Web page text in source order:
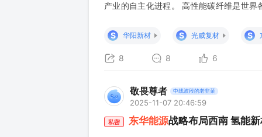
产业的自主化进程。 高性能碳纤维是世界
碳纤维示范产线，生产的T1000级碳纤
6400兆
S 华阳新材 S 光威复材 S
8 8 6
敬畏尊者 中线波段的老韭菜
2025-11-07 20:46:59
私密 东华能源战略布局西南 氢能